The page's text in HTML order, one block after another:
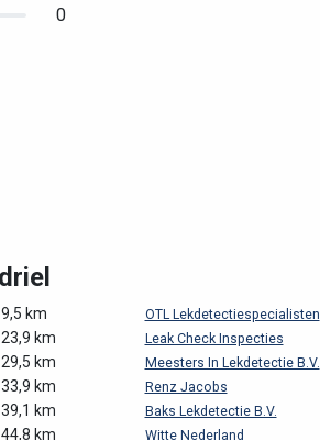
0
9,5 km OTL Lekdetectiespecialisten
23,9 km Leak Check Inspecties
29,5 km Meesters In Lekdetectie B.V.
33,9 km Renz Jacobs
39,1 km Baks Lekdetectie B.V.
44,8 km Witte Nederland